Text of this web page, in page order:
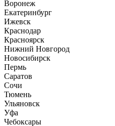
Воронеж
Екатеринбург
Ижевск
Краснодар
Красноярск
Нижний Новгород
Новосибирск
Пермь
Саратов
Сочи
Тюмень
Ульяновск
Уфа
Чебоксары